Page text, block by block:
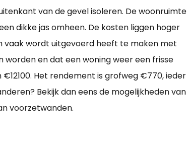
van de gevel isoleren. De woonruimte
dikke jas omheen. De kosten liggen hoger
vaak wordt uitgevoerd heeft te maken met
en dat een woning weer een frisse
Het rendement is grofweg €770, ieder
Bekijk dan eens de mogelijkheden van
voorzetwanden.